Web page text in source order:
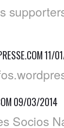
11/
09/03/2014
Socios